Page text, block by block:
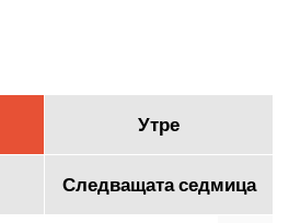
Утре
Следващата седмица